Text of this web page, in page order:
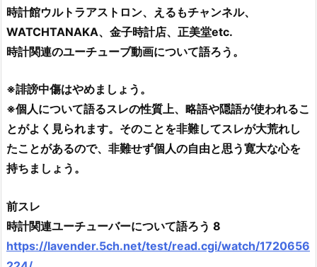
時計館ウルトラアストロン、えるもチャンネル、
WATCHTANAKA、金子時計店、正美堂etc.
時計関連のユーチューブ動画について語ろう。
※誹謗中傷はやめましょう。
※個人について語るスレの性質上、略語や隠語が使われるこ
とがよく見られます。そのことを非難してスレが大荒れし
たことがあるので、非難せず個人の自由と思う寛大な心を
持ちましょう。
前スレ
時計関連ユーチューバーについて語ろう 8
https://lavender.5ch.net/test/read.cgi/watch/1720656